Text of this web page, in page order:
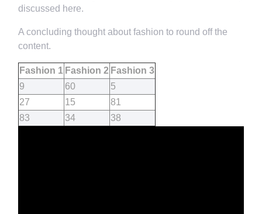
discussed here.
A concluding thought about fashion to round off the
content.
Fashion 1 Fashion 2 Fashion 3
9
60
5
27
15
81
83
34 38